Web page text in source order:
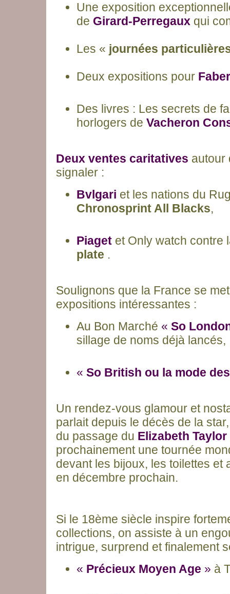
Une exposition
de Girard-Perregaux qui
Les « journées
Deux expositions pour
Des livres : Les secrets de
horlogers de Vacheron
Deux ventes caritatives autour
signaler :
Bvlgari et les nations du
Chronosprint All Blacks,
Piaget et Only watch contre
plate .
Soulignons que la France se
expositions intéressantes :
Au Bon Marché « So
sillage de noms déjà lancés,
« So British ou la mode
Un rendez-vous glamour et
parlait depuis le décès de la
du passage du Elizabeth
prochainement une tournée
devant les bijoux, les toilettes et
en décembre prochain.
Si le 18ème siècle inspire
collections, on assiste à un
intrigue, surprend et finalement
« Précieux Moyen Age » à